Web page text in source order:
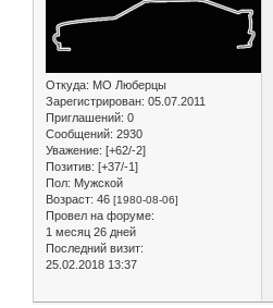
Откуда: МО Люберцы
Зарегистрирован: 05.07.2011
Приглашений: 0
Сообщений: 2930
Уважение: [+62/-2]
Позитив: [+37/-1]
Пол: Мужской
Возраст: 46 [1980-08-06]
Провел на форуме:
1 месяц 26 дней
Последний визит:
25.02.2018 13:37